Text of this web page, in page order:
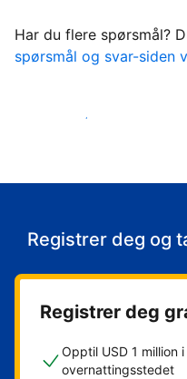
Har du flere spørsmål?
spørsmål og svar-siden
Ta imot gjestene
Registrer deg og
Registrer deg
Opptil USD 1 million
overnattingsstedet